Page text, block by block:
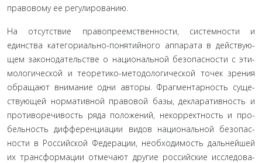
правовому ее регулированию.
На отсутствие правопреемственности, системности и
единства категориально-понятийного аппарата в действую­
щем законодательстве о национальной безопасности с эти­
мологической и теоретико-методологической точек зрения
обращают внимание одни авторы. Фрагментарность суще­
ствующей нормативной правовой базы, декларативность и
противоречивость ряда положений, некорректность и про­
бельность дифференциации видов национальной безопас­
ности в Российской Федерации, необходимость дальнейшей
их трансформации отмечают другие российские исследова­